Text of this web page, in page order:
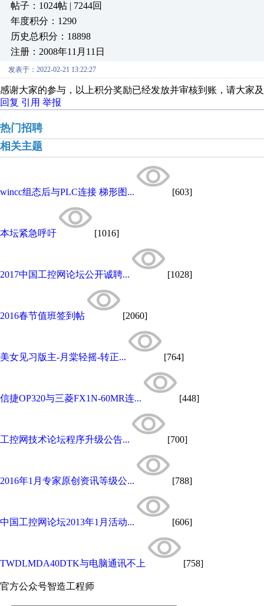
帖子：1024帖 | 7244回
年度积分：1290
历史总积分：18898
注册：2008年11月11日
发表于：2022-02-21 13:22:27
感谢大家的参与，以上积分奖励已经发放并审核到账，请大家
回复 引用 举报
热门招聘
相关主题
wincc组态后与PLC连接 梯形图... [603]
本坛紧急呼吁 [1016]
2017中国工控网论坛公开诚聘... [1028]
2016春节值班签到帖 [2060]
美女见习版主-月棠轻摇-转正... [764]
信捷OP320与三菱FX1N-60MR连... [448]
工控网技术论坛程序升级公告... [700]
2016年1月专家原创资讯等级公... [788]
中国工控网论坛2013年1月活动... [606]
TWDLMDA40DTK与电脑通讯不上 [758]
官方公众号智造工程师